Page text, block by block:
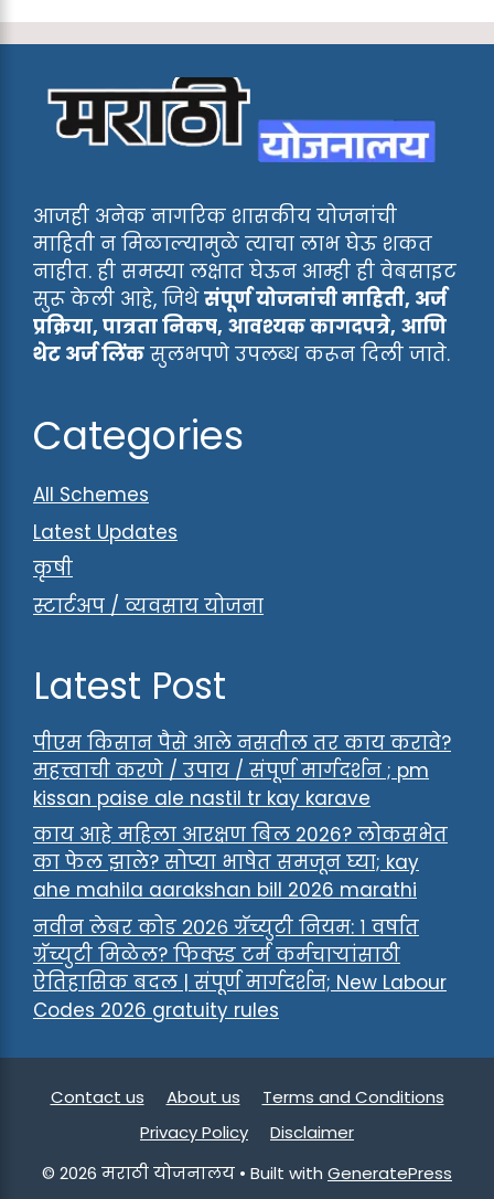
आजही अनेक नागरिक शासकीय योजनांची
माहिती न मिळाल्यामुळे त्याचा लाभ घेऊ शकत
नाहीत. ही समस्या लक्षात घेऊन आम्ही ही वेबसाइट
सुरू केली आहे, जिथेसंपूर्ण योजनांची माहिती, अर्ज
प्रक्रिया, पात्रता निकष, आवश्यक कागदपत्रे, आणि
थेट अर्ज लिंक सुलभपणे उपलब्ध करून दिली जाते.
Categories
All Schemes
Latest Updates
कृषी
स्टार्टअप / व्यवसाय योजना
Latest Post
पीएम किसान पैसे आले नसतील तर काय करावे?
महत्त्वाची करणे / उपाय / संपूर्ण मार्गदर्शन ; pm
kissan paise ale nastil tr kay karave
काय आहे महिला आरक्षण बिल 2026? लोकसभेत
का फेल झाले? सोप्या भाषेत समजून घ्या; kay
ahe mahila aarakshan bill 2026 marathi
नवीन लेबर कोड २०२६ ग्रॅच्युटी नियम: १ वर्षात
ग्रॅच्युटी मिळेल? फिक्स्ड टर्म कर्मचाऱ्यांसाठी
ऐतिहासिक बदल | संपूर्ण मार्गदर्शन; New Labour
Codes 2026 gratuity rules
Contact us About us
Terms and Conditions
Privacy Policy
Disclaimer
© 2026 मराठी योजनालय • Built with GeneratePress